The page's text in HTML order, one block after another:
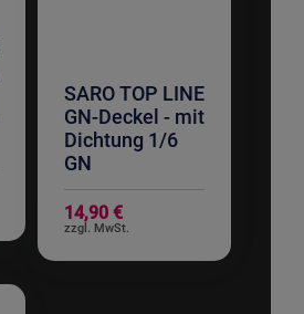
SARO TOP LINE
GN-Deckel - mit
Dichtung 1/6
GN
14,90 €